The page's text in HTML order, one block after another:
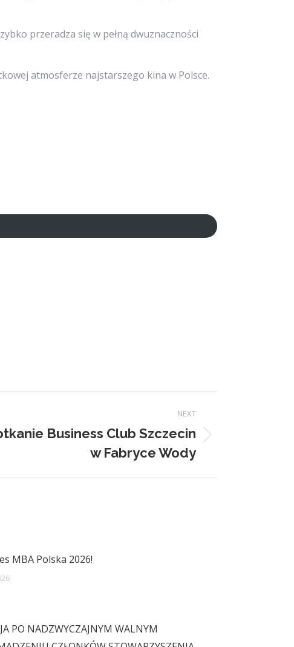
przeradza się w pełną dwuznaczności
atmosferze najstarszego kina w Polsce.
NEXT
Business Club Szczecin
w Fabryce Wody
MBA Polska 2026!
PO NADZWYCZAJNYM WALNYM